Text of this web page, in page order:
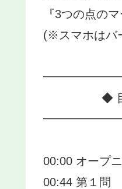
『3つの点の
(※スマホはバ
◆ 目
00:00 オープ
00:44 第１問